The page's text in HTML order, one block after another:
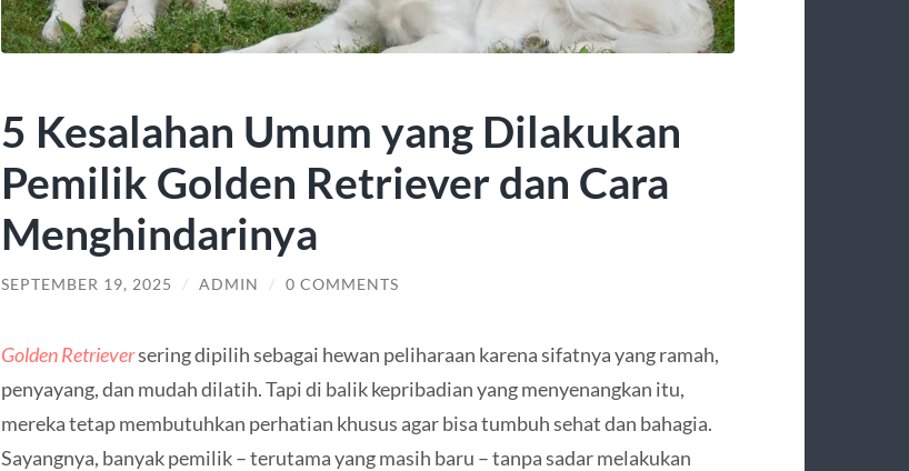
5 Kesalahan Umum yang Dilakukan
Pemilik Golden Retriever dan Cara
Menghindarinya
SEPTEMBER 19, 2025 / ADMIN / 0 COMMENTS
Golden Retrieversering dipilih sebagai hewan peliharaan karena sifatnya yang ramah,
penyayang, dan mudah dilatih. Tapi di balik kepribadian yang menyenangkan itu,
mereka tetap membutuhkan perhatian khusus agar bisa tumbuh sehat dan bahagia.
Sayangnya, banyak pemilik – terutama yang masih baru – tanpa sadar melakukan